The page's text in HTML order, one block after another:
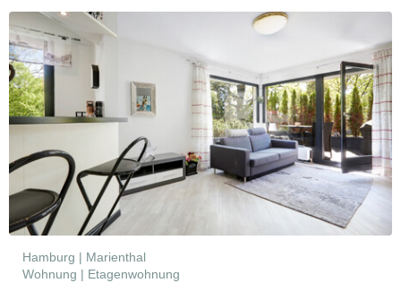
Hamburg | Marienthal
Wohnung | Etagenwohnung